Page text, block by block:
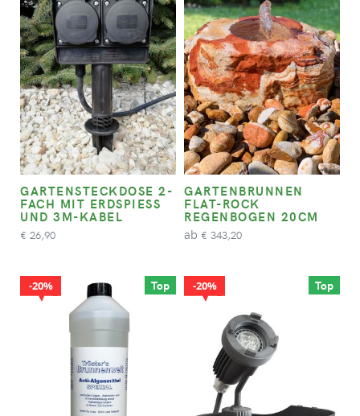
GARTENSTECKDOSE 2-
FACH MIT ERDSPIESS U
ND 3M-KABEL
€ 26,90
GARTENBRUNNEN
FLAT-ROCK
REGENBOGEN 20CM
ab € 343,20
Top
20% Top
20%